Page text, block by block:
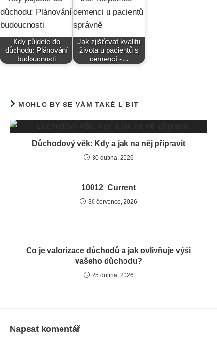
Kdy půjdete do
důchodu: Plánování
budoucnosti
Jak zjišťovat kvalitu
života u pacientů s
demencí -…
MOHLO BY SE VÁM TAKÉ LÍBIT
Důchodový věk: Kdy a jak na něj připravit
30 dubna, 2026
10012_Current
30 července, 2026
Co je valorizace důchodů a jak ovlivňuje výši
vašeho důchodu?
25 dubna, 2026
Napsat komentář